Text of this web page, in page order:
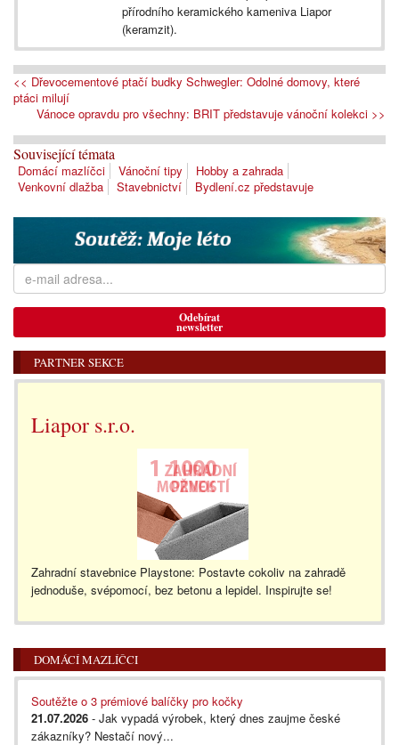
přírodního keramického kameniva Liapor
(keramzit).
<< Dřevocementové ptačí budky Schwegler: Odolné domovy, které
ptáci milují
Vánoce opravdu pro všechny: BRIT představuje vánoční kolekci >>
Související témata
Domácí mazlíčci Vánoční tipy
Hobby a zahrada
Venkovní dlažba
Stavebnictví Bydlení.cz představuje
Odebírat
newsletter
PARTNER SEKCE
Liapor s.r.o.
Zahradní stavebnice Playstone: Postavte cokoliv na zahradě
jednoduše, svépomocí, bez betonu a lepidel. Inspirujte se!
DOMÁCÍ MAZLÍČCI
Soutěžte o 3 prémiové balíčky pro kočky
21.07.2026 - Jak vypadá výrobek, který dnes zaujme české
zákazníky? Nestačí nový...